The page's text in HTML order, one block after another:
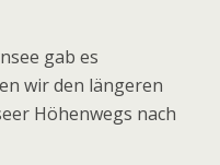
gab es
wir den längeren
Höhenwegs nach